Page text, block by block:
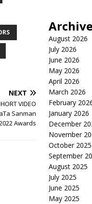
NEXT
VIDEO
Sanman
Awards
August 2026
July 2026
June 2026
May 2026
April 2026
March 2026
February
January 2026
December
November
October 2025
September
August 2025
July 2025
June 2025
May 2025